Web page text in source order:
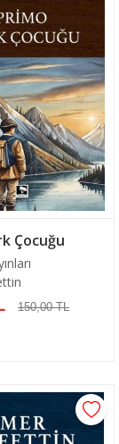
Çocuğu
150,00 TL